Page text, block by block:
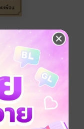
บันเทิง
บาท